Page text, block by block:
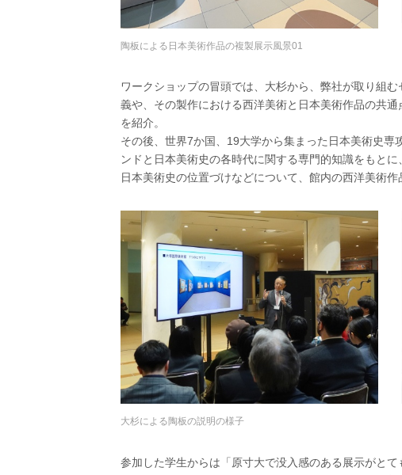
陶板による日本美術作品の複製展示風景01
ワークショップの冒頭では、大杉から、弊社が取り組
義や、その製作における西洋美術と日本美術作品の共
を紹介。
その後、世界7か国、19大学から集まった日本美術史
ンドと日本美術史の各時代に関する専門的知識をもと
日本美術史の位置づけなどについて、館内の西洋美術
大杉による陶板の説明の様子
参加した学生からは「原寸大で没入感のある展示がと